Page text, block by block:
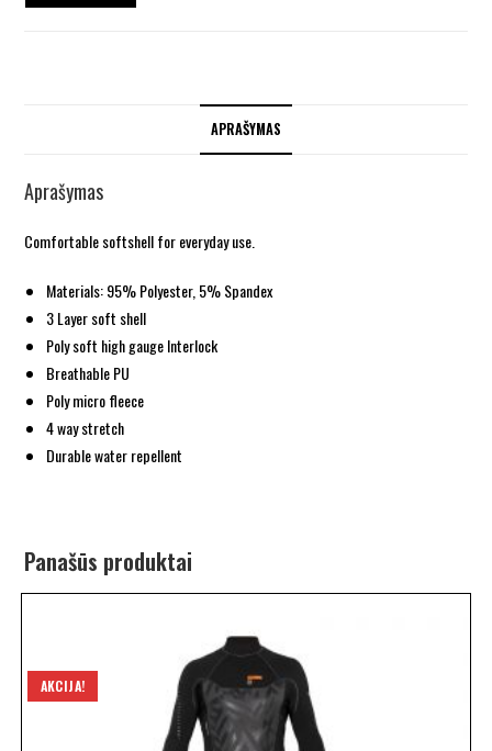
APRAŠYMAS
Aprašymas
Comfortable softshell for everyday use.
Materials: 95% Polyester, 5% Spandex
3 Layer soft shell
Poly soft high gauge Interlock
Breathable PU
Poly micro fleece
4 way stretch
Durable water repellent
Panašūs produktai
AKCIJA!